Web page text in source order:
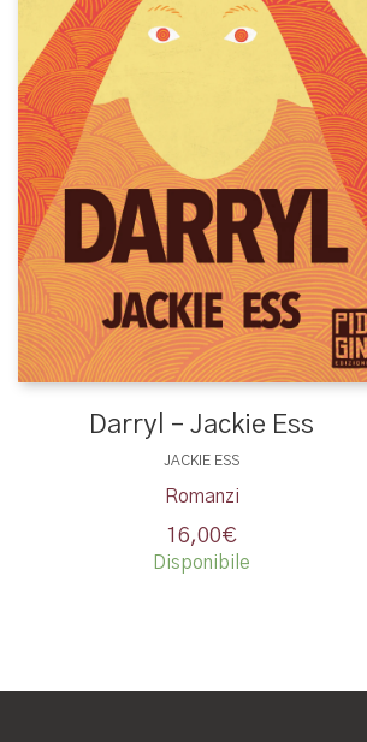
Darryl – Jackie Ess
JACKIE ESS
Romanzi
16,00€
Disponibile